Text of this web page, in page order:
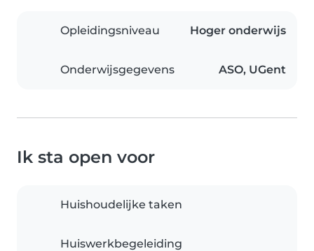
Opleidingsniveau Hoger onderwijs
Onderwijsgegevens ASO, UGent
Ik sta open voor
Huishoudelijke taken
Huiswerkbegeleiding